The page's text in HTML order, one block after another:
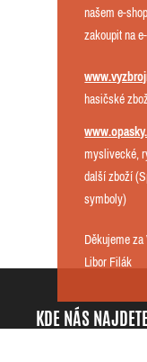
KDE NÁS
našem e-
zakoupit na
hasičské
myslivecké,
další zboží
symboly)
Děkujeme
Libor Filák